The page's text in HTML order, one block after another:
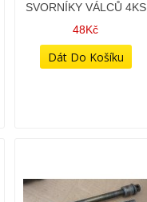
SVORNÍKY VÁLCŮ 4KS
48Kč